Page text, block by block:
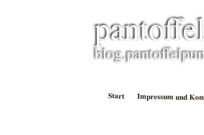
Start Impressum und